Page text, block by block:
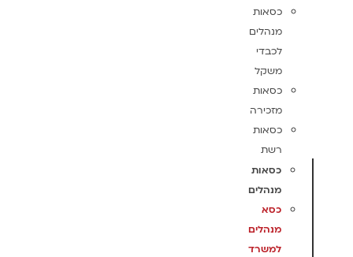
כסאות
מנהלים
לכבדי
משקל
כסאות
מזכירה
כסאות
רשת
כסאות
מנהלים
כסא
מנהלים
למשרד